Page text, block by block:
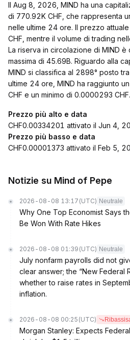
Il Aug 8, 2026, MIND ha una
di 770.92K CHF, che rappresenta
nelle ultime 24 ore. Il prezzo
CHF, mentre il volume di trading
La riserva in circolazione di MIND
massima di 45.69B. Riguardo alla
MIND si classifica al 2898° posto
ultime 24 ore, MIND ha raggiunto
CHF e un minimo di 0.0000293 CHF.
Prezzo più alto e data
CHF0.00334201 attivato il Jun 4,
Prezzo più basso e data
CHF0.00001373 attivato il Feb 5,
Notizie su Mind of Pepe
2026-08-08 13:17 (UTC) Neutrale
Why One Top Economist Says
Be Won With Rate Hikes
2026-08-08 01:39 (UTC) Neutrale
July nonfarm payrolls did not
clear answer; the “New Federal
whether to raise rates in
inflation.
2026-08-08 00:25 (UTC)
Morgan Stanley: Expects